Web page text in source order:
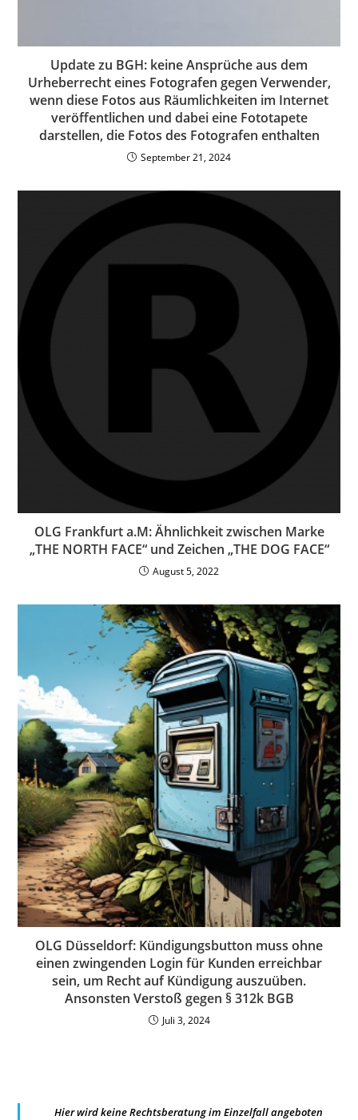
Update zu BGH: keine Ansprüche aus dem
Urheberrecht eines Fotografen gegen Verwender,
wenn diese Fotos aus Räumlichkeiten im Internet
veröffentlichen und dabei eine Fototapete
darstellen, die Fotos des Fotografen enthalten
September 21, 2024
OLG Frankfurt a.M: Ähnlichkeit zwischen Marke
„THE NORTH FACE“ und Zeichen „THE DOG FACE“
August 5, 2022
OLG Düsseldorf: Kündigungsbutton muss ohne
einen zwingenden Login für Kunden erreichbar
sein, um Recht auf Kündigung auszuüben.
Ansonsten Verstoß gegen § 312k BGB
Juli 3, 2024
Hier wird keine Rechtsberatung im Einzelfall angeboten